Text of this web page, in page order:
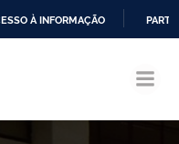
À INFORMAÇÃO